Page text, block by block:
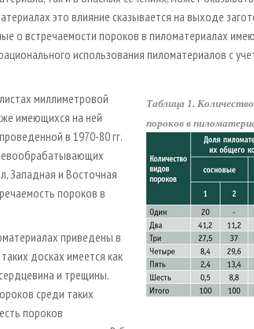
это влияние сказывается на выходе
о встречаемости пороков в пиломатериалах
использования пиломатериалов с
Таблица 1.
пороков в
миллиметровой
имеющихся на ней
в 1970­-80 гг.
Западная и Восточная
пороков в
приведены в
досках имеется как
и трещины.
среди таких
пороков